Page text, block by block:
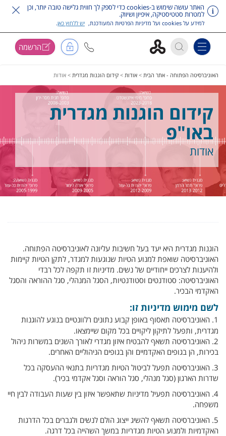
האתר עושה שימוש ב-cookies כדי לספק לך חווית גלישה טובה יותר, וכן
למטרות סטטיסטיקה, איפיון ושיווק.
למידע על cookies ועל מדיניות הפרטיות המעודכנת, יש ללחוץ כאן.
Toggle navigation הרשמה
האוניברסיטה הפתוחה - אתר הבית > אודות > קידום הוגנות מגדרית > אודות
קידום הוגנות מגדרית
באו"פ
אודות
הוגנות מגדרית היא יעד בעל חשיבות עליונה לאוניברסיטה הפתוחה.
האוניברסיטה שואפת למנוע הטיות שנוגעות למגדר, לתקן הטיות קיימות
ולהיענות לצרכים ייחודיים של נשים. מדיניות זו תקפה לכל רבדי
האוניברסיטה: סטודנטים וסטודנטיות, הסגל המנהלי, סגל ההוראה והסגל
האקדמי הבכיר.
לשם מימוש מדיניות זו:
1. האוניברסיטה תאסוף באופן קבוע נתונים רלוונטיים בנוגע להוגנות
מגדרית, ותפעל לתיקון ליקויים בכל מקום שיימצאו.
2. האוניברסיטה תשאף להבטיח איזון מגדרי לאורך השנים במשרות ניהול
בכירות, הן בגופים האקדמיים והן בגופים הניהוליים האחרים.
3. האוניברסיטה תפעל לביטול הטיות מגדריות בתנאי ההעסקה בכל
שדרות הארגון (סגל מנהלי, סגל הוראה וסגל אקדמי בכיר).
4. האוניברסיטה תפעיל מדיניות שתאפשר איזון בין שעות העבודה לבין חיי
משפחה.
5. האוניברסיטה תשאף להשיג ייצוג הולם לנשים ולגברים בכל הדרגות
האקדמיות ולמנוע הטיות מגדריות במשך השהייה בכל דרגה.